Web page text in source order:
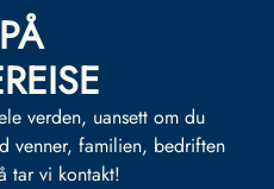
verden, uansett om du
venner, familien, bedriften
tar vi kontakt!